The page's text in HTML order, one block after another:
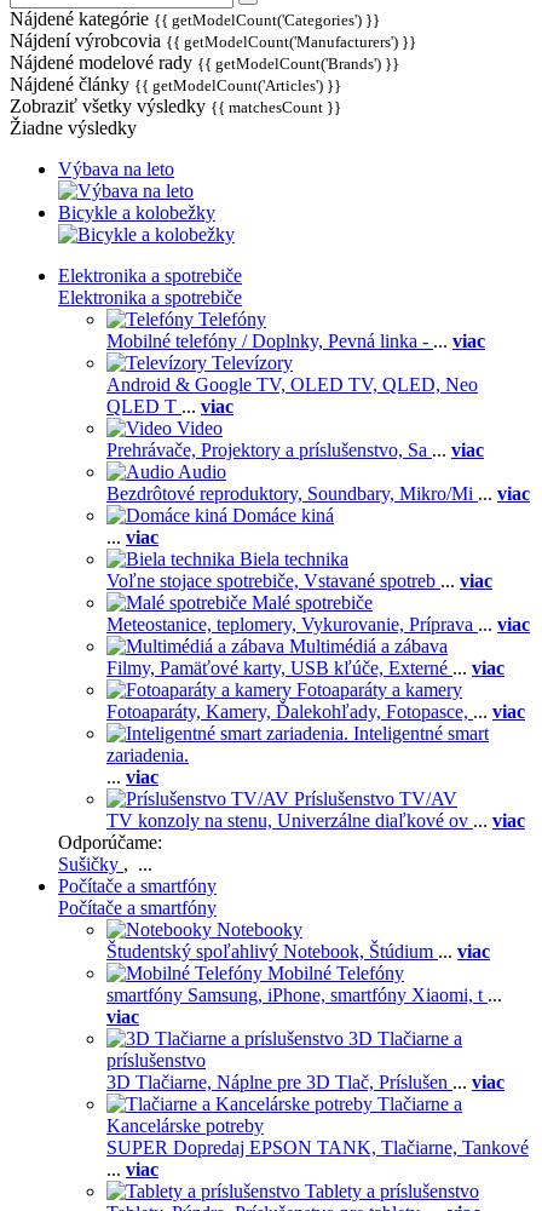
Nájdené kategórie {{ getModelCount('Categories') }}
Nájdení výrobcovia {{ getModelCount('Manufacturers') }}
Nájdené modelové rady {{ getModelCount('Brands') }}
Nájdené články {{ getModelCount('Articles') }}
Zobraziť všetky výsledky {{ matchesCount }}
Žiadne výsledky
Výbava na leto
Bicykle a kolobežky
Elektronika a spotrebiče
Elektronika a spotrebiče
Telefóny
Mobilné telefóny / Doplnky, Pevná linka - ... viac
Televízory
Android & Google TV, OLED TV, QLED, Neo
QLED T ... viac
Video
Prehrávače, Projektory a príslušenstvo, Sa ... viac
Audio
Bezdrôtové reproduktory, Soundbary, Mikro/Mi ... viac
Domáce kiná
... viac
Biela technika
Voľne stojace spotrebiče, Vstavané spotreb ... viac
Malé spotrebiče
Meteostanice, teplomery, Vykurovanie, Príprava ... viac
Multimédiá a zábava
Filmy, Pamäťové karty, USB kľúče, Externé ... viac
Fotoaparáty a kamery
Fotoaparáty, Kamery, Ďalekohľady, Fotopasce, ... viac
Inteligentné smart
zariadenia.
... viac
Príslušenstvo TV/AV
TV konzoly na stenu, Univerzálne diaľkové ov ... viac
Odporúčame:
Sušičky , ...
Počítače a smartfóny
Počítače a smartfóny
Notebooky
Študentský spoľahlivý Notebook, Štúdium ... viac
Mobilné Telefóny
smartfóny Samsung, iPhone, smartfóny Xiaomi, t ...
viac
3D Tlačiarne a
príslušenstvo
3D Tlačiarne, Náplne pre 3D Tlač, Príslušen ... viac
Tlačiarne a
Kancelárske potreby
SUPER Dopredaj EPSON TANK, Tlačiarne, Tankové
... viac
Tablety a príslušenstvo